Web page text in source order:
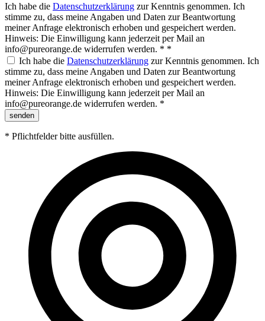
Ich habe die Datenschutzerklärung zur Kenntnis genommen. Ich
stimme zu, dass meine Angaben und Daten zur Beantwortung
meiner Anfrage elektronisch erhoben und gespeichert werden.
Hinweis: Die Einwilligung kann jederzeit per Mail an
info@pureorange.de widerrufen werden. * *
Ich habe die Datenschutzerklärung zur Kenntnis genommen. Ich
stimme zu, dass meine Angaben und Daten zur Beantwortung
meiner Anfrage elektronisch erhoben und gespeichert werden.
Hinweis: Die Einwilligung kann jederzeit per Mail an
info@pureorange.de widerrufen werden. *
senden
* Pflichtfelder bitte ausfüllen.